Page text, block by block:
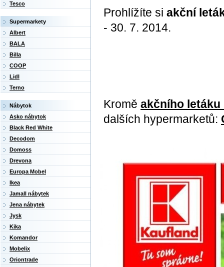
Prohlížíte si akční
- 30. 7. 2014.
Kromě akčního letáku
dalších hypermarketů:
Tesco
Supermarkety
Albert
BALA
Billa
COOP
Lidl
Terno
Nábytok
Asko nábytok
Black Red White
Decodom
Domoss
Drevona
Europa Mobel
Ikea
Jamall nábytek
Jena nábytek
Jysk
Kika
Komandor
Mobelix
Oriontrade